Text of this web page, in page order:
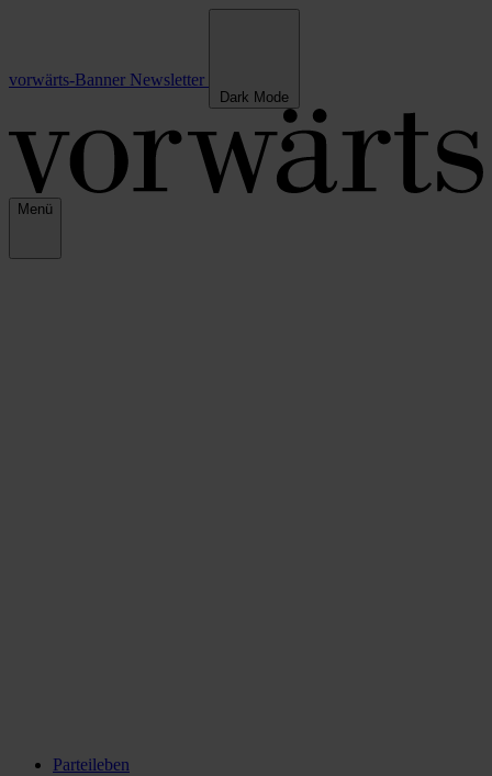
vorwärts-Banner Newsletter
Dark Mode
Menü
Parteileben